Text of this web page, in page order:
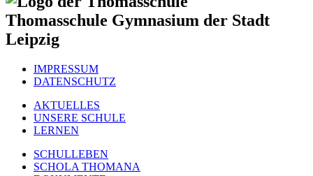
Thomasschule Gymnasium der Stadt
Leipzig
IMPRESSUM
DATENSCHUTZ
AKTUELLES
UNSERE SCHULE
LERNEN
SCHULLEBEN
SCHOLA THOMANA